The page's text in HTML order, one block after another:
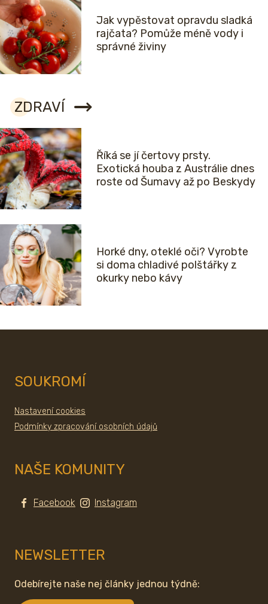
Jak vypěstovat opravdu sladká
rajčata? Pomůže méně vody i
správné živiny
ZDRAVÍ
Říká se jí čertovy prsty.
Exotická houba z Austrálie dnes
roste od Šumavy až po Beskydy
Horké dny, oteklé oči? Vyrobte
si doma chladivé polštářky z
okurky nebo kávy
SOUKROMÍ
Nastavení cookies
Podmínky zpracování osobních údajů
NAŠE KOMUNITY
Facebook Instagram
NEWSLETTER
Odebírejte naše nej články jednou týdně: